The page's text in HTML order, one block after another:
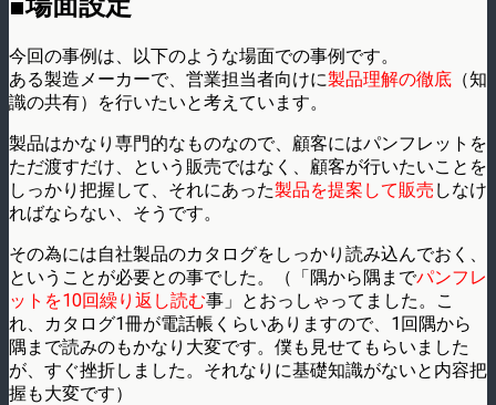
今回の事例は、以下のような場面での事例です。
ある製造メーカーで、営業担当者向けに製品理解の徹底 （知
識の共有）を行いたいと考えています。
製品はかなり専門的なものなので、顧客にはパンフレットを
ただ渡すだけ、という販売ではなく、顧客が行いたいことを
しっかり把握して、それにあった製品を提案して販売 しなけ
ればならない、そうです。
その為には自社製品のカタログをしっかり読み込んでおく、
ということが必要との事でした。（「隅から隅までパンフレ
ットを10回繰り返し読む事」とおっしゃってました。こ
れ、カタログ1冊が電話帳くらいありますので、1回隅から
隅まで読みのもかなり大変です。僕も見せてもらいました
が、すぐ挫折しました。それなりに基礎知識がないと内容把
握も大変です）